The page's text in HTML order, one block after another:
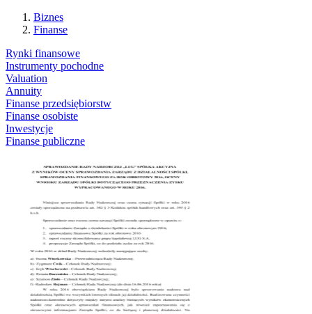
Biznes
Finanse
Rynki finansowe
Instrumenty pochodne
Valuation
Annuity
Finanse przedsiębiorstw
Finanse osobiste
Inwestycje
Finanse publiczne